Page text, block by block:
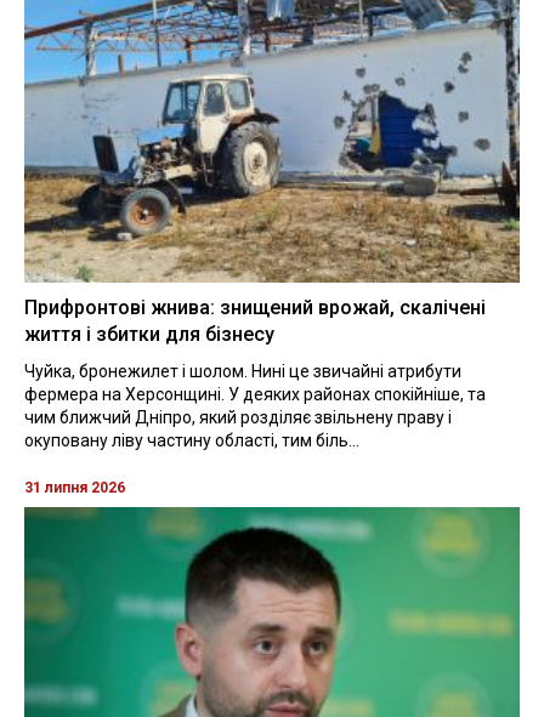
Прифронтові жнива: знищений врожай, скалічені
життя і збитки для бізнесу
Чуйка, бронежилет і шолом. Нині це звичайні атрибути
фермера на Херсонщині. У деяких районах спокійніше, та
чим ближчий Дніпро, який розділяє звільнену праву і
окуповану ліву частину області, тим біль...
31 липня 2026